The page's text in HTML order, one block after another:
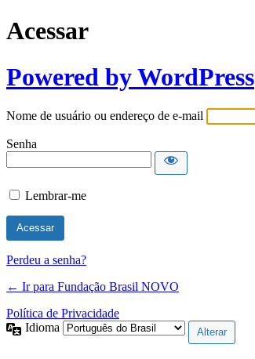
Acessar
Powered by WordPress
Nome de usuário ou endereço de e-mail
Senha
Lembrar-me
Perdeu a senha?
← Ir para Fundação Brasil NOVO
Política de Privacidade
Idioma